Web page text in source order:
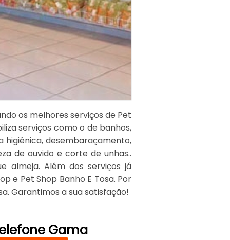
os melhores serviços de Pet
serviços como o de banhos,
higiênica, desembaraçamento,
de ouvido e corte de unhas..
almeja. Além dos serviços já
e Pet Shop Banho E Tosa. Por
Garantimos a sua satisfação!
Gama